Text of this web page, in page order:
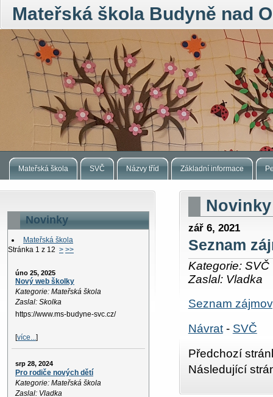
Mateřská škola Budyně nad
Mateřská škola SVČ Názvy tříd Základní informace
Novinky
Mateřská škola
Stránka 1 z 12 > >>
úno 25, 2025
Nový web školky
Kategorie: Mateřská škola
Zaslal: Skolka
https://www.ms-budyne-svc.cz/
[více...]
srp 28, 2024
Pro rodiče nových dětí
Kategorie: Mateřská škola
Zaslal: Vladka
Novinky
zář 6, 2021
Seznam
Kategorie: SVČ
Zaslal: Vladka
Seznam
Návrat- SVČ
Předchozí
Následující